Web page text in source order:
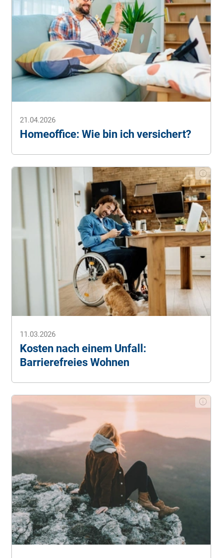
mit Kindern vermeiden
. (Stand: 21.04.2026)
Polizei – Dein Partner. (o. D.).Gefahrenzone
Haushalt. (Stand: 21.04.2026)
Schweizerische Beratungsstelle für Unfallverhütung
(BFU). (o. D.).Sicher wohnen. (Stand: 21.04.2026)
Alle Angaben ohne Gewähr.
21.04.2026
Homeoffice: Wie bin ich versichert?
11.03.2026
Kosten nach einem Unfall:
Barrierefreies Wohnen